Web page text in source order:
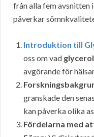
från alla fem avsnitten
påverkar
Introduktion till
oss om vad glycerol
avgörande för
granskade den
kan påverka olika
Fördelarna med